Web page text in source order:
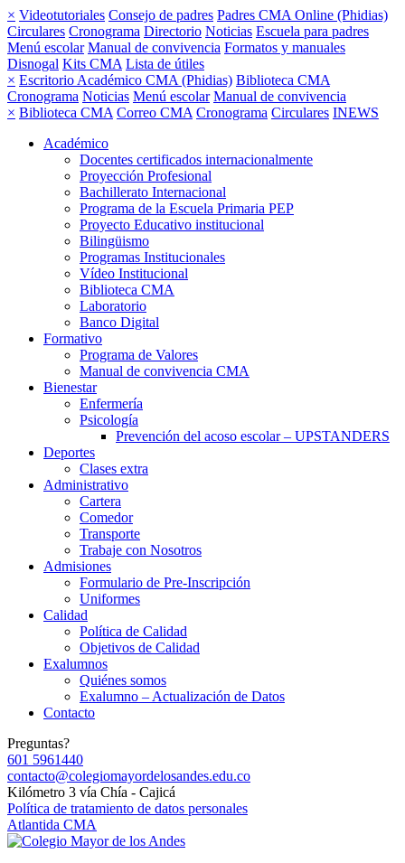
× Videotutoriales Consejo de padres Padres CMA Online (Phidias)
Circulares Cronograma Directorio Noticias Escuela para padres
Menú escolar Manual de convivencia Formatos y manuales
Disnogal Kits CMA Lista de útiles
× Escritorio Académico CMA (Phidias) Biblioteca CMA
Cronograma Noticias Menú escolar Manual de convivencia
× Biblioteca CMA Correo CMA Cronograma Circulares INEWS
Académico
Docentes certificados internacionalmente
Proyección Profesional
Bachillerato Internacional
Programa de la Escuela Primaria PEP
Proyecto Educativo institucional
Bilingüismo
Programas Institucionales
Vídeo Institucional
Biblioteca CMA
Laboratorio
Banco Digital
Formativo
Programa de Valores
Manual de convivencia CMA
Bienestar
Enfermería
Psicología
Prevención del acoso escolar – UPSTANDERS
Deportes
Clases extra
Administrativo
Cartera
Comedor
Transporte
Trabaje con Nosotros
Admisiones
Formulario de Pre-Inscripción
Uniformes
Calidad
Política de Calidad
Objetivos de Calidad
Exalumnos
Quiénes somos
Exalumno – Actualización de Datos
Contacto
Preguntas?
601 5961440
contacto@colegiomayordelosandes.edu.co
Kilómetro 3 vía Chía - Cajicá
Política de tratamiento de datos personales
Atlantida CMA